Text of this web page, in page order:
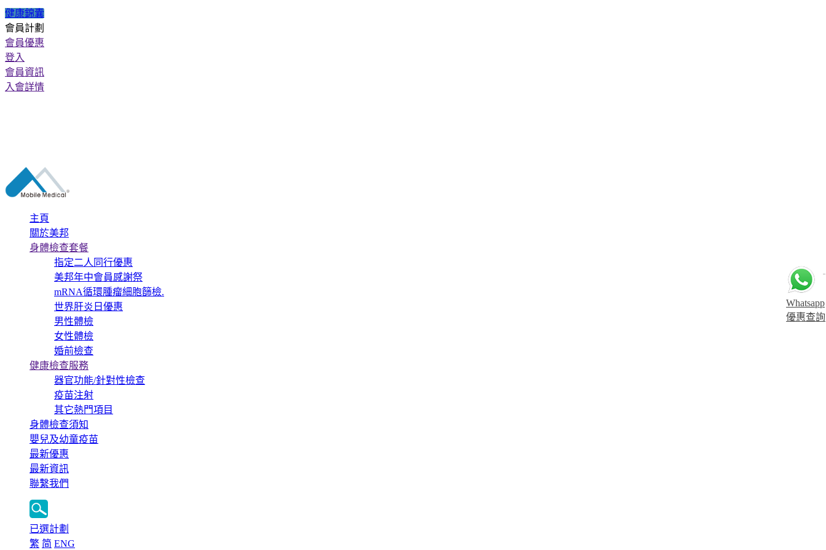
健康錦囊
會員計劃
會員優惠
登入
會員資訊
入會詳情
主頁
關於美邦
身體檢查套餐
指定二人同行優惠
美邦年中會員感謝祭
mRNA循環腫瘤細胞篩檢.
世界肝炎日優惠
男性體檢
女性體檢
婚前檢查
健康檢查服務
器官功能/針對性檢查
疫苗注射
其它熱門項目
身體檢查須知
嬰兒及幼童疫苗
最新優惠
最新資訊
聯繫我們
已選計劃
繁 简 ENG
Whatsapp
優惠查詢